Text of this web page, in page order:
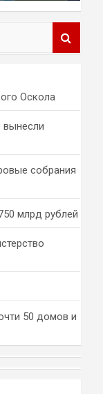
Оскола
вынесли
собрания
млрд рублей
50 домов и